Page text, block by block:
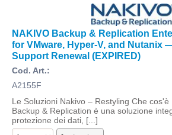
NAKIVO Backup & Replication
for VMware, Hyper-V, and Nutanix
Support Renewal (EXPIRED)
Cod. Art.:
A2155F
Le Soluzioni Nakivo – Restyling Che cos'è
Backup & Replication è una soluzione
protezione dei dati, [...]